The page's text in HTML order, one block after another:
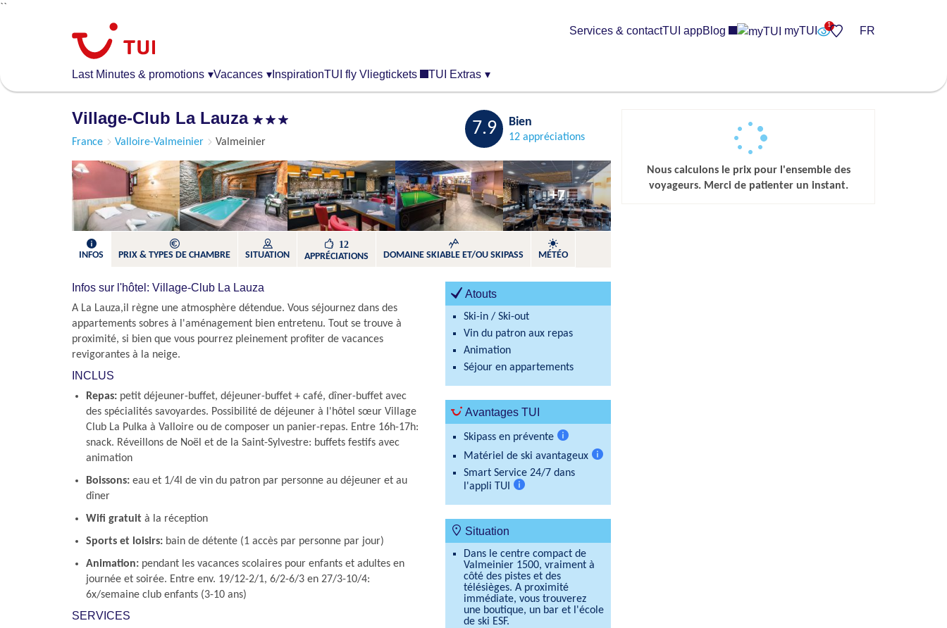
``
Last Minutes & promotions ▾Vacances ▾ InspirationTUI fly Vliegtickets TUI Extras ▾
Services & contactTUI appBlog myTUI FR
Village-Club La Lauza
France Valloire-Valmeinier Valmeinier
7.9 Bien
12 appréciations
+7
INFOS PRIX & TYPES DE CHAMBRE SITUATION
12
APPRÉCIATIONS
DOMAINE SKIABLE ET/OU SKIPASS MÉTÉO
Infos sur l'hôtel: Village-Club La Lauza
A La Lauza,il règne une atmosphère détendue. Vous séjournez dans des
appartements sobres à l'aménagement bien entretenu. Tout se trouve à
proximité, si bien que vous pourrez pleinement profiter de vacances
revigorantes à la neige.
INCLUS
Repas: petit déjeuner-buffet, déjeuner-buffet + café, dîner-buffet avec
des spécialités savoyardes. Possibilité de déjeuner à l'hôtel sœur Village
Club La Pulka à Valloire ou de composer un panier-repas. Entre 16h-17h:
snack. Réveillons de Noël et de la Saint-Sylvestre: buffets festifs avec
animation
Boissons: eau et 1/4l de vin du patron par personne au déjeuner et au
dîner
Wifi gratuit à la réception
Sports et loisirs: bain de détente (1 accès par personne par jour)
Animation: pendant les vacances scolaires pour enfants et adultes en
journée et soirée. Entre env. 19/12-2/1, 6/2-6/3 en 27/3-10/4:
6x/semaine club enfants (3-10 ans)
SERVICES
Atouts
Ski-in / Ski-out
Vin du patron aux repas
Animation
Séjour en appartements
Avantages TUI
Skipass en prévente
d'informations
Matériel de ski avantageux
Smart Service 24/7 dans
l'appli TUI
Situation
Dans le centre compact de
Valmeinier 1500, vraiment à
côté des pistes et des
télésièges. A proximité
immédiate, vous trouverez
une boutique, un bar et l'école
de ski ESF.
Nous calculons le prix pour l'ensemble des
voyageurs. Merci de patienter un instant.